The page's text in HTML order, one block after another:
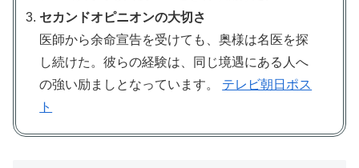
セカンドオピニオンの大切さ
医師から余命宣告を受けても、奥様は名医を探
し続けた。彼らの経験は、同じ境遇にある人へ
の強い励ましとなっています。 テレビ朝日ポス
ト